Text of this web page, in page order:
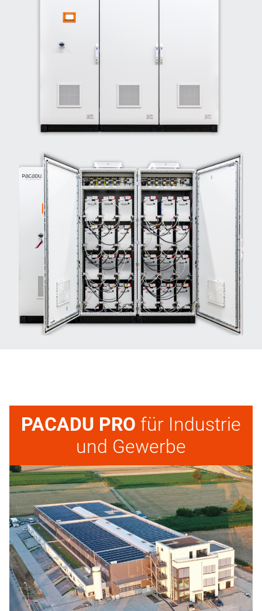
PACADU PRO für Industrie
und Gewerbe